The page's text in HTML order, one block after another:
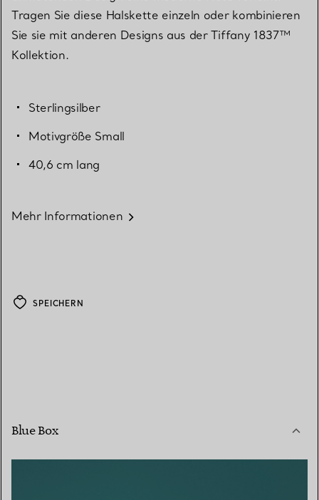
Tragen Sie diese Halskette einzeln oder kombinieren
Sie sie mit anderen Designs aus der Tiffany 1837™
Kollektion.
Sterlingsilber
Motivgröße Small
40,6 cm lang
Mehr Informationen
SPEICHERN
Blue Box